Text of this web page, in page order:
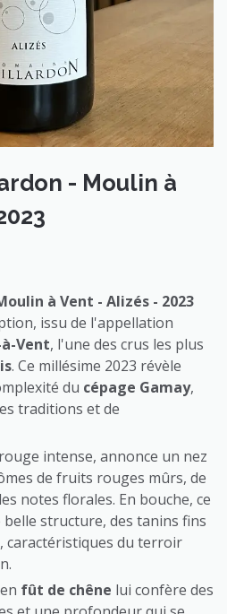
- Moulin à
à Vent - Alizés - 2023
issu de l'appellation
Vent, l'une des crus les plus
. Ce millésime 2023 révèle
du cépage Gamay,
traditions et de
intense, annonce un nez
de fruits rouges mûrs, de
notes florales. En bouche, ce
structure, des tanins fins
caractéristiques du terroir
fût de chêne lui confère des